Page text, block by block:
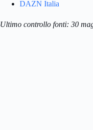
DAZN Italia
Ultimo controllo fonti: 30